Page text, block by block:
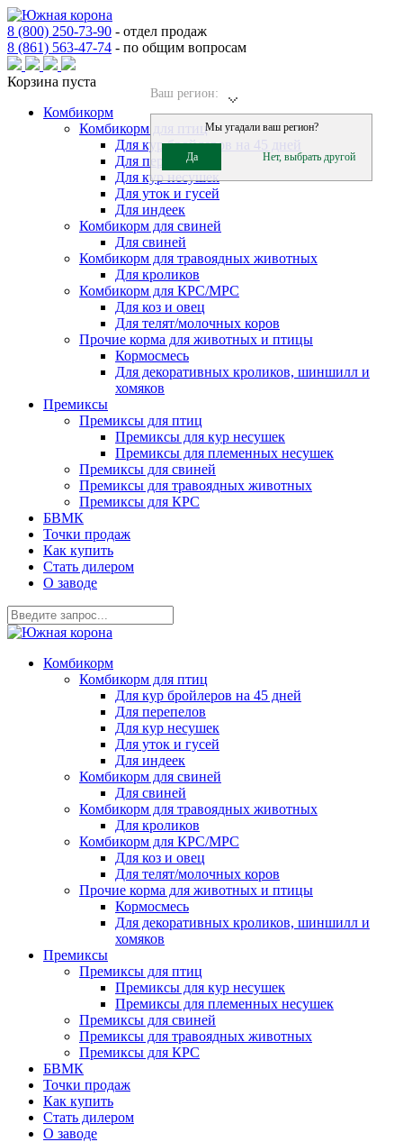
8 (800) 250-73-90 - отдел продаж
8 (861) 563-47-74 - по общим вопросам
Ваш регион:
Мы угадали ваш регион?
Да Нет, выбрать другой
Корзина пуста
Комбикорм
Комбикорм для птиц
Для кур бройлеров на 45 дней
Для перепелов
Для кур несушек
Для уток и гусей
Для индеек
Комбикорм для свиней
Для свиней
Комбикорм для травоядных животных
Для кроликов
Комбикорм для КРС/МРС
Для коз и овец
Для телят/молочных коров
Прочие корма для животных и птицы
Кормосмесь
Для декоративных кроликов, шиншилл и
хомяков
Премиксы
Премиксы для птиц
Премиксы для кур несушек
Премиксы для племенных несушек
Премиксы для свиней
Премиксы для травоядных животных
Премиксы для КРС
БВМК
Точки продаж
Как купить
Стать дилером
О заводе
Комбикорм
Комбикорм для птиц
Для кур бройлеров на 45 дней
Для перепелов
Для кур несушек
Для уток и гусей
Для индеек
Комбикорм для свиней
Для свиней
Комбикорм для травоядных животных
Для кроликов
Комбикорм для КРС/МРС
Для коз и овец
Для телят/молочных коров
Прочие корма для животных и птицы
Кормосмесь
Для декоративных кроликов, шиншилл и
хомяков
Премиксы
Премиксы для птиц
Премиксы для кур несушек
Премиксы для племенных несушек
Премиксы для свиней
Премиксы для травоядных животных
Премиксы для КРС
БВМК
Точки продаж
Как купить
Стать дилером
О заводе